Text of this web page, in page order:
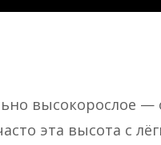
высокорослое —
эта высота с